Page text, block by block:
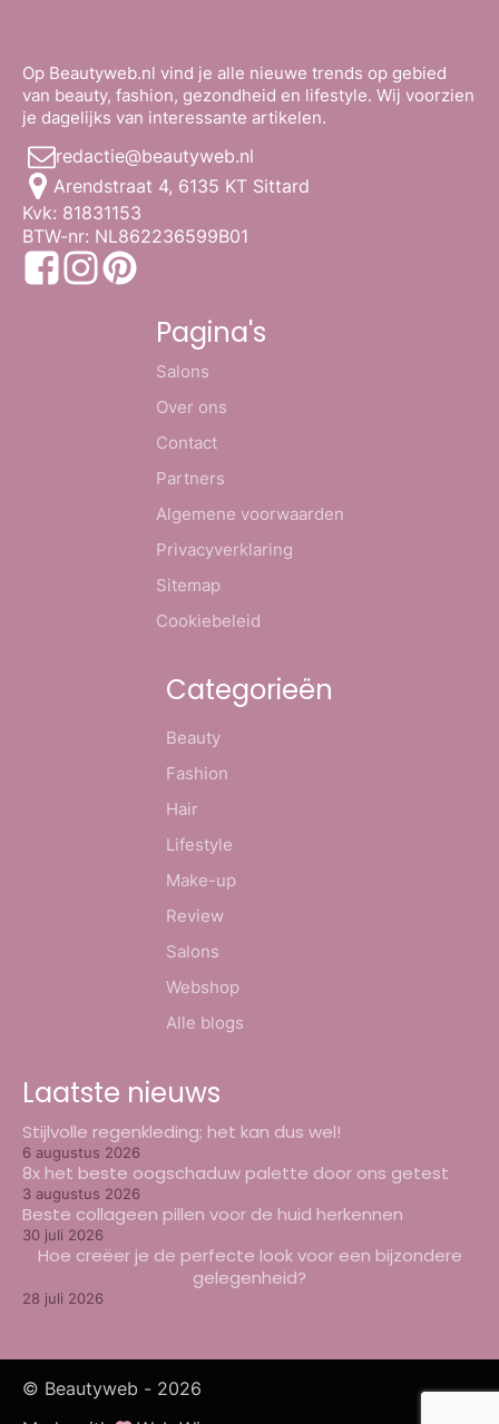
Op Beautyweb.nl vind je alle nieuwe trends op gebied
van beauty, fashion, gezondheid en lifestyle. Wij voorzien
je dagelijks van interessante artikelen.
redactie@beautyweb.nl
Arendstraat 4, 6135 KT Sittard
Kvk: 81831153
BTW-nr: NL862236599B01
Pagina's
Salons
Over ons
Contact
Partners
Algemene voorwaarden
Privacyverklaring
Sitemap
Cookiebeleid
Categorieën
Beauty
Fashion
Hair
Lifestyle
Make-up
Review
Salons
Webshop
Alle blogs
Laatste nieuws
Stijlvolle regenkleding; het kan dus wel!
6 augustus 2026
8x het beste oogschaduw palette door ons getest
3 augustus 2026
Beste collageen pillen voor de huid herkennen
30 juli 2026
Hoe creëer je de perfecte look voor een bijzondere
gelegenheid?
28 juli 2026
© Beautyweb - 2026